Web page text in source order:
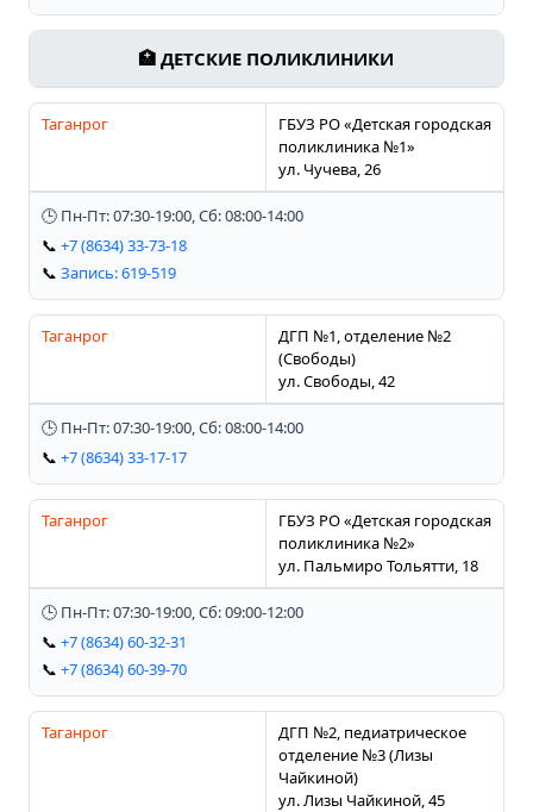
🏥 ДЕТСКИЕ ПОЛИКЛИНИКИ
Таганрог
ГБУЗ РО «Детская городская
поликлиника №1»
ул. Чучева, 26
🕒 Пн-Пт: 07:30-19:00, Сб: 08:00-14:00
📞 +7 (8634) 33-73-18
📞 Запись: 619-519
Таганрог
ДГП №1, отделение №2
(Свободы)
ул. Свободы, 42
🕒 Пн-Пт: 07:30-19:00, Сб: 08:00-14:00
📞 +7 (8634) 33-17-17
Таганрог
ГБУЗ РО «Детская городская
поликлиника №2»
ул. Пальмиро Тольятти, 18
🕒 Пн-Пт: 07:30-19:00, Сб: 09:00-12:00
📞 +7 (8634) 60-32-31
📞 +7 (8634) 60-39-70
Таганрог
ДГП №2, педиатрическое
отделение №3 (Лизы
Чайкиной)
ул. Лизы Чайкиной, 45